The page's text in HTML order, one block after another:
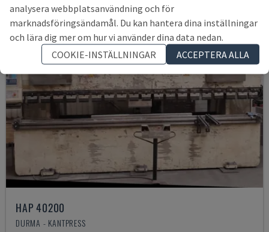
HAP 40200
DURMA - KANTPRESS
analysera webbplatsanvändning och för
marknadsföringsändamål. Du kan hantera dina inställningar
och lära dig mer om hur vi använder dina data nedan.
COOKIE-INSTÄLLNINGAR
ACCEPTERA ALLA